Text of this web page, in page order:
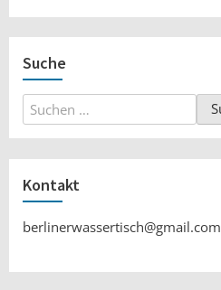
Suche
Suchen
nach:
Kontakt
berlinerwassertisch@gmail.com